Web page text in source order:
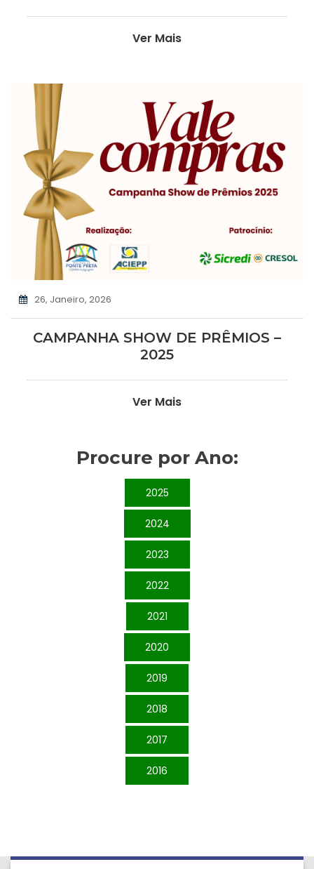
Ver Mais
26, Janeiro, 2026
CAMPANHA SHOW DE PRÊMIOS –
2025
Ver Mais
Procure por Ano:
2025
2024
2023
2022
2021
2020
2019
2018
2017
2016